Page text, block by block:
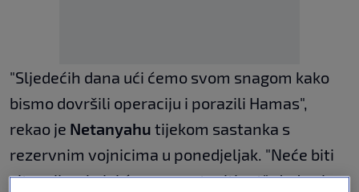
"Sljedećih dana ući ćemo svom snagom kako
bismo dovršili operaciju i porazili Hamas",
rekao je Netanyahu tijekom sastanka s
rezervnim vojnicima u ponedjeljak. "Neće biti
situacije u kojoj ćemo zaustaviti rat", dodao je,